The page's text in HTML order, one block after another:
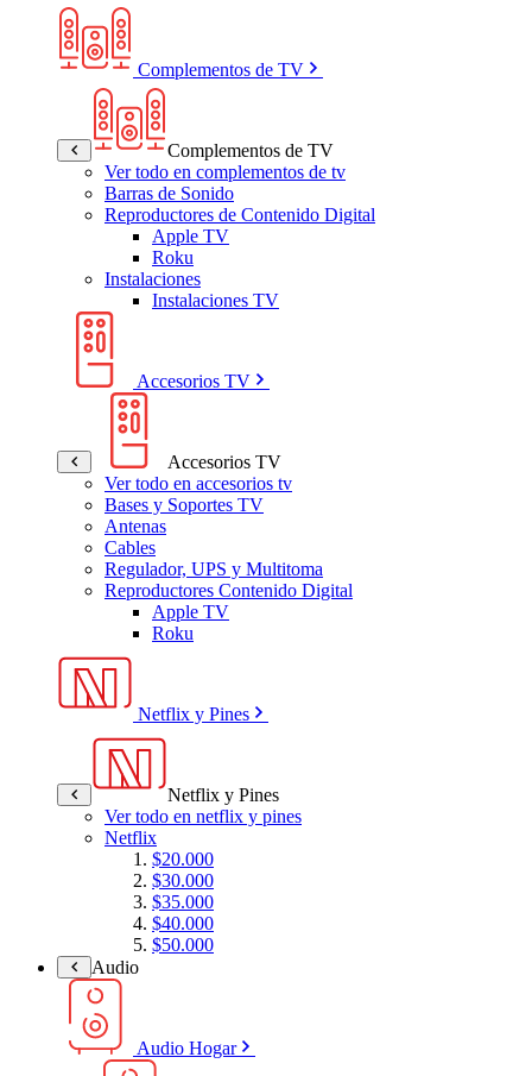
Complementos de TV
Complementos de TV
Ver todo en complementos de tv
Barras de Sonido
Reproductores de Contenido Digital
Apple TV
Roku
Instalaciones
Instalaciones TV
Accesorios TV
Accesorios TV
Ver todo en accesorios tv
Bases y Soportes TV
Antenas
Cables
Regulador, UPS y Multitoma
Reproductores Contenido Digital
Apple TV
Roku
Netflix y Pines
Netflix y Pines
Ver todo en netflix y pines
Netflix
$20.000
$30.000
$35.000
$40.000
$50.000
Audio
Audio Hogar